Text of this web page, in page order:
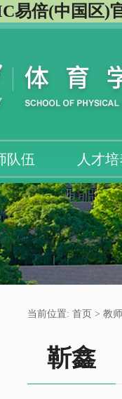
易倍(中国区)
队伍 人才
当前位置: 首页 > 教
靳鑫